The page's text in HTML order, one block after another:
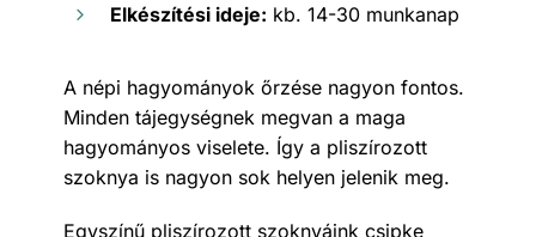
Elkészítési ideje: kb. 14-30 munkanap
A népi hagyományok őrzése nagyon fontos.
Minden tájegységnek megvan a maga
hagyományos viselete. Így a pliszírozott
szoknya is nagyon sok helyen jelenik meg.
Egyszínű pliszírozott szoknyáink csipke